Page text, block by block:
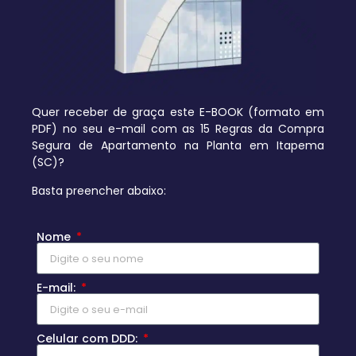
Quer receber de graça este E-BOOK (formato em
PDF) no seu e-mail com as 15 Regras da Compra
Segura de Apartamento na Planta em Itapema
(SC)?
Basta preencher abaixo:
Nome
E-mail:
Celular com DDD: